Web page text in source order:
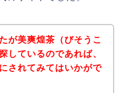
が美爽煌茶（びそうこ
しているのであれば、
されてみてはいかがで